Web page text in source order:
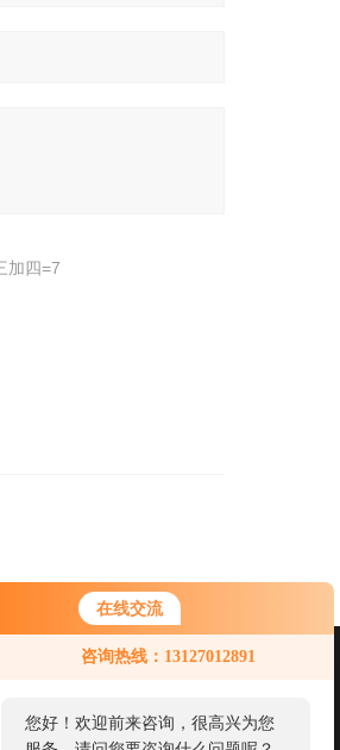
在线交流
咨询热线：13127012891
您好！欢迎前来咨询，很高兴为您
加四=7